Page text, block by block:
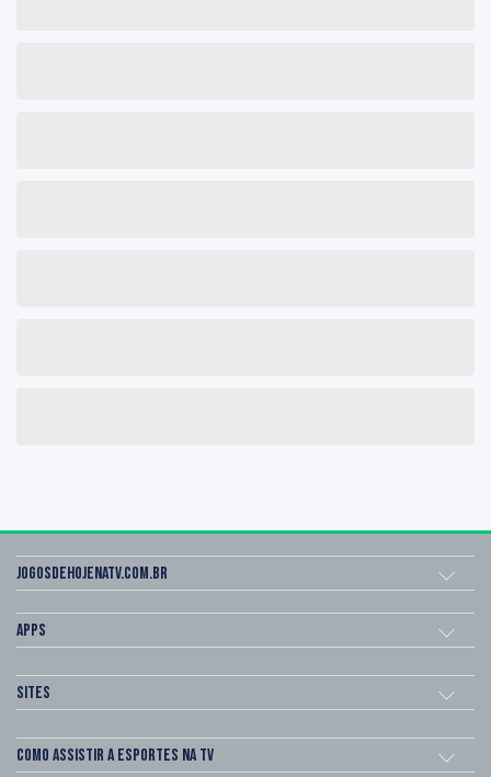
Jogosdehojenatv.com.br
Apps
Sites
Como assistir a esportes na TV